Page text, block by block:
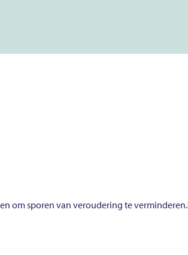
om sporen van veroudering te